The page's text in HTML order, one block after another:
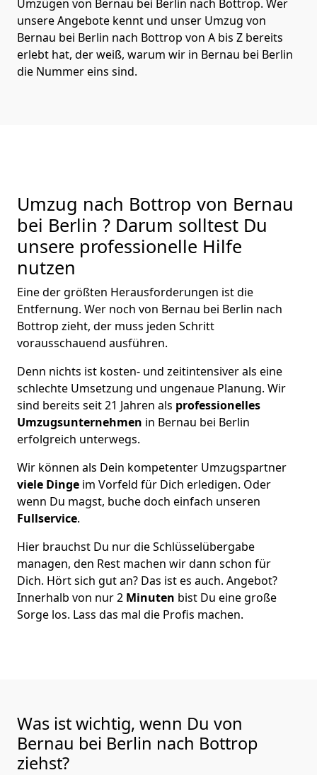
Umzügen von Bernau bei Berlin nach Bottrop. Wer
unsere Angebote kennt und unser Umzug von
Bernau bei Berlin nach Bottrop von A bis Z bereits
erlebt hat, der weiß, warum wir in Bernau bei Berlin
die Nummer eins sind.
Umzug nach Bottrop von Bernau
bei Berlin ? Darum solltest Du
unsere professionelle Hilfe
nutzen
Eine der größten Herausforderungen ist die
Entfernung. Wer noch von Bernau bei Berlin nach
Bottrop zieht, der muss jeden Schritt
vorausschauend ausführen.
Denn nichts ist kosten- und zeitintensiver als eine
schlechte Umsetzung und ungenaue Planung. Wir
sind bereits seit 21 Jahren als professionelles
Umzugsunternehmen in Bernau bei Berlin
erfolgreich unterwegs.
Wir können als Dein kompetenter Umzugspartner
viele Dinge im Vorfeld für Dich erledigen. Oder
wenn Du magst, buche doch einfach unseren
Fullservice.
Hier brauchst Du nur die Schlüsselübergabe
managen, den Rest machen wir dann schon für
Dich. Hört sich gut an? Das ist es auch. Angebot?
Innerhalb von nur 2 Minuten bist Du eine große
Sorge los. Lass das mal die Profis machen.
Was ist wichtig, wenn Du von
Bernau bei Berlin nach Bottrop
ziehst?